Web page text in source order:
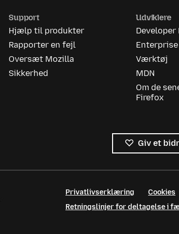
Support
Hjælp til produkter
Rapporter en fejl
Oversæt Mozilla
Sikkerhed
Udviklere
Developer
Enterprise
Værktøj
MDN
Om de
Firefox
Giv et
Privatlivserklæring Cookies
Retningslinjer for deltagelse i